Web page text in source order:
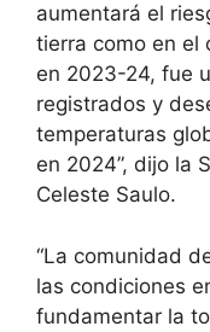
aumentará el
tierra como en el
en 2023-24, fue
registrados y
temperaturas
en 2024”, dijo la
Celeste Saulo.
“La comunidad
las condiciones
fundamentar la